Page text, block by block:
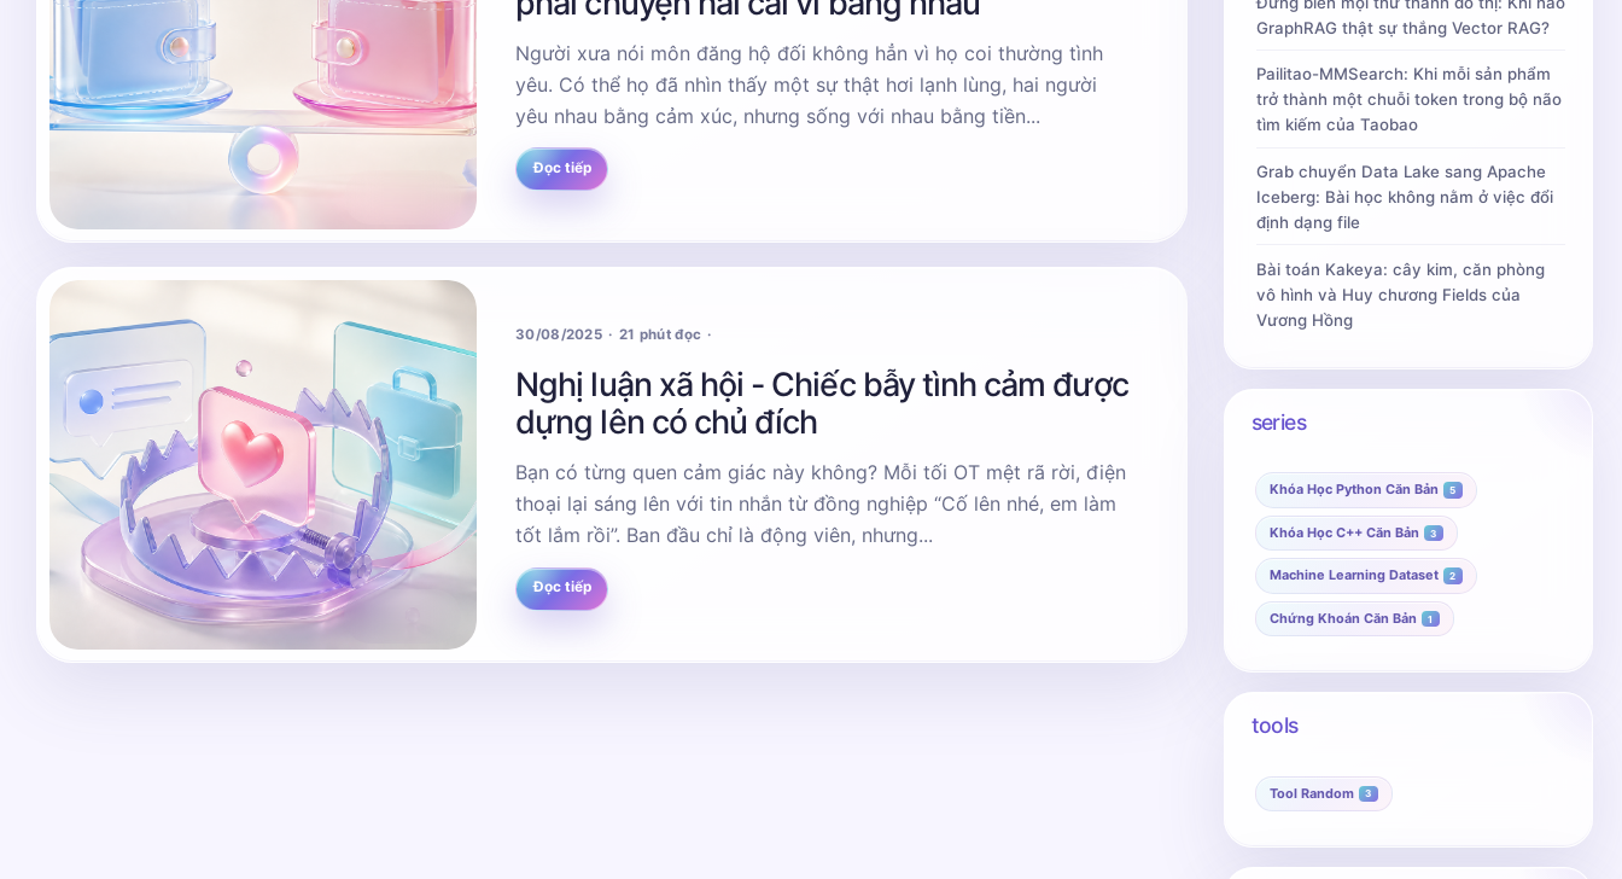
Người xưa nói môn đăng hộ đối không hẳn vì họ coi thường tình
yêu. Có thể họ đã nhìn thấy một sự thật hơi lạnh lùng, hai người
yêu nhau bằng cảm xúc, nhưng sống với nhau bằng tiền...
Đọc tiếp
30/08/2025 21 phút đọc
Nghị luận xã hội - Chiếc bẫy tình cảm được
dựng lên có chủ đích
Bạn có từng quen cảm giác này không? Mỗi tối OT mệt rã rời, điện
thoại lại sáng lên với tin nhắn từ đồng nghiệp “Cố lên nhé, em làm
tốt lắm rồi”. Ban đầu chỉ là động viên, nhưng...
Đọc tiếp
GraphRAG thật sự thắng Vector RAG?
Pailitao-MMSearch: Khi mỗi sản phẩm
trở thành một chuỗi token trong bộ não
tìm kiếm của Taobao
Grab chuyển Data Lake sang Apache
Iceberg: Bài học không nằm ở việc đổi
định dạng file
Bài toán Kakeya: cây kim, căn phòng
vô hình và Huy chương Fields của
Vương Hồng
series
Khóa Học Python Căn Bản 5
Khóa Học C++ Căn Bản 3
Machine Learning Dataset 2
Chứng Khoán Căn Bản 1
tools
Tool Random 3